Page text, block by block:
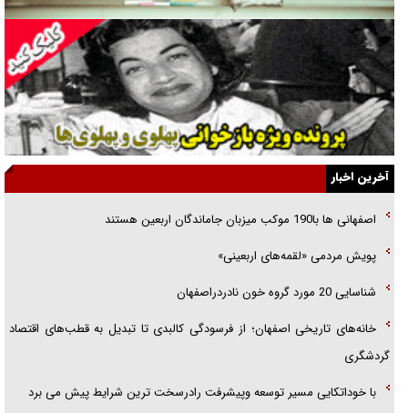
فوتبال و آن «بالا»!
راهبرد غافلگیری با نسل جدید پهپاد‌ها
جنجال پزشکان تقلبی در صنعت زیبایی
یهودی‌ها در ادبیات داستانی اروپا؛ از شکسپیر تا دیکنز
گفت‌وگو با خواهر یکی از شهدای جنگ رمضان/ خواهرم فرمانده جهادی و
اهل خدمت بی‌منت بود
آخرین اخبار
اصفهانی ها با190 موکب میزبان جاماندگان اربعین هستند
پویش مردمی «لقمه‌های اربعینی»
شناسایی 20 مورد گروه خون نادردراصفهان
خانه‌های تاریخی اصفهان؛ از فرسودگی کالبدی تا تبدیل به قطب‌های اقتصاد
گردشگری
با خوداتکایی مسیر توسعه وپیشرفت رادرسخت ترین شرایط پیش می برد